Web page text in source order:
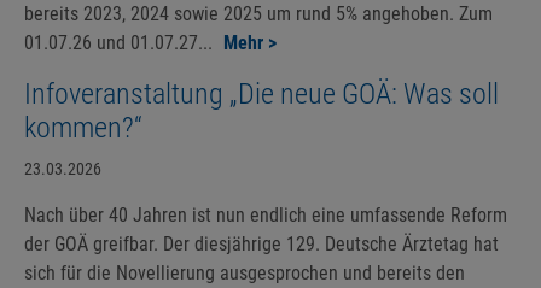
bereits 2023, 2024 sowie 2025 um rund 5% angehoben. Zum
01.07.26 und 01.07.27... Mehr >
Infoveranstaltung „Die neue GOÄ: Was soll
kommen?“
23.03.2026
Nach über 40 Jahren ist nun endlich eine umfassende Reform
der GOÄ greifbar. Der diesjährige 129. Deutsche Ärztetag hat
sich für die Novellierung ausgesprochen und bereits den